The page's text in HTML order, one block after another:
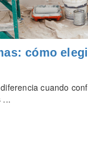
cómo
cuando
...